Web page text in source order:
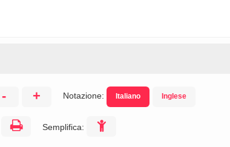
- + Notazione: Italiano Inglese
Semplifica: